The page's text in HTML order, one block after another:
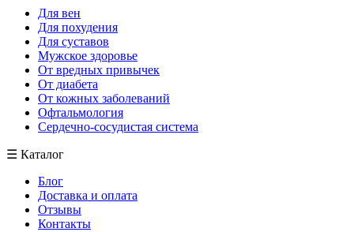
Для вен
Для похудения
Для суставов
Мужское здоровье
От вредных привычек
От диабета
От кожных заболеваний
Офтальмология
Сердечно-сосудистая система
☰ Каталог
Блог
Доставка и оплата
Отзывы
Контакты